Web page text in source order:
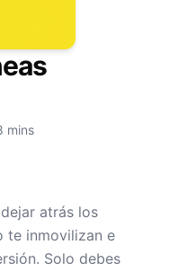
mins
atrás los
te inmovilizan e
Solo debes